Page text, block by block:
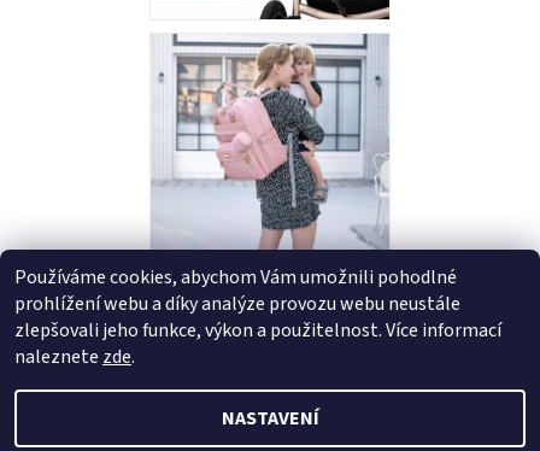
Buďte první, kdo napíše příspěvek k této položce.
Přidat komentář
Používáme cookies, abychom Vám umožnili pohodlné
prohlížení webu a díky analýze provozu webu neustále
zlepšovali jeho funkce, výkon a použitelnost.Více informací
naleznete zde.
NASTAVENÍ